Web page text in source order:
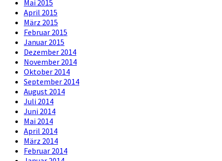
Mai 2015
April 2015
März 2015
Februar 2015
Januar 2015
Dezember 2014
November 2014
Oktober 2014
September 2014
August 2014
Juli 2014
Juni 2014
Mai 2014
April 2014
März 2014
Februar 2014